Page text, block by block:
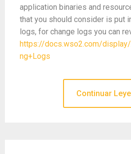
application binaries and
that you should consider is put
logs, for change logs you can
https://docs.wso2.com/
ng+Logs
Continuar